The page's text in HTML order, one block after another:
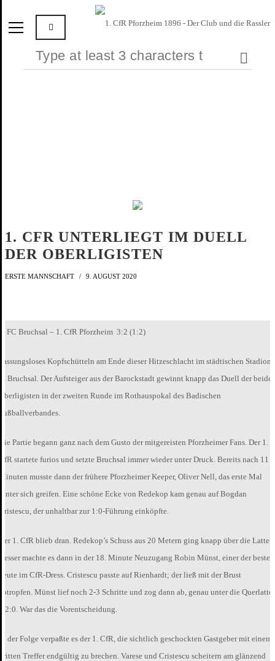
1. CFR UNTERLIEGT IM DUELL
DER OBERLIGISTEN
ERSTE MANNSCHAFT 9. AUGUST 2020
FC Bruchsal – 1. CfR Pforzheim 3:2 (1:2)
Kopfschütteln am Ende dieser Hitzeschlacht im städtischen Stadion
Bruchsal. Der Aufsteiger aus der Barockstadt gewinnt knapp das Duell der
in der zweiten Runde im Rothauspokal des Badischen
Partie begann ganz nach dem Gusto der mitgereisten Pforzheimer Fans. Der 1.
startete furios und setzte Bruchsal immer wieder unter Druck. Bereits nach 11
musste dann der frühere Pforzheimer Keeper, Oliver Nell, das erste Mal
sich greifen. Eine schöne Ecke von Redekop kam genau auf Bogdan
der unhaltbar zur 1:0-Führung einköpfte.
1. CfR blieb dran. Redekop’s Schuss aus 20 Metern ging knapp über die Latte.
machte es dann in der 18. Minute Neuzugang Robin Münst, einer der besten
im CfR-Dress. Cristescu passte auf Rienhardt; der ließ mit der Brust
Münst lief noch 2-3 Schritte und zog dann ab, genau unter die Querlatte
2:0. War das die Vorentscheidung.
der Folge verpaßte es der 1. CfR, die sichtlich geschockten Gastgeber mit einem
Treffer endgültig zu brechen. Varese und Cristescu scheitern am glänzend